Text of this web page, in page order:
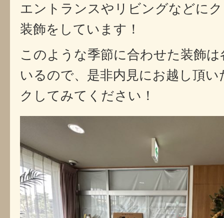
エントランスやリビングなどに
装飾をしています！
このような季節に合わせた装飾
いるので、是非内見にお越し頂
クしてみてください！